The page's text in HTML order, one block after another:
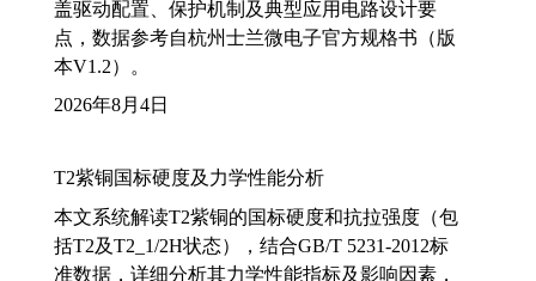
盖驱动配置、保护机制及典型应用电路设计要
点，数据参考自杭州士兰微电子官方规格书（版
本V1.2）。
2026年8月4日
T2紫铜国标硬度及力学性能分析
本文系统解读T2紫铜的国标硬度和抗拉强度（包
括T2及T2_1/2H状态），结合GB/T 5231-2012标
准数据，详细分析其力学性能指标及影响因素，